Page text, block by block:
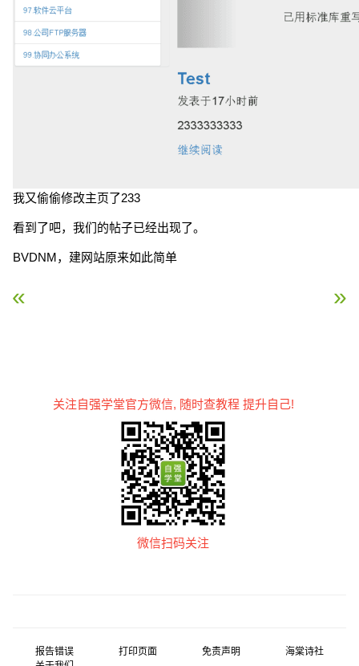
我又偷偷修改主页了233
看到了吧，我们的帖子已经出现了。
BVDNM，建网站原来如此简单
« BVDN-7 数据迁移 Django 部署基础 »
关注自强学堂官方微信, 随时查教程 提升自己!
微信扫码关注
报告错误 打印页面 免责声明
海棠诗社